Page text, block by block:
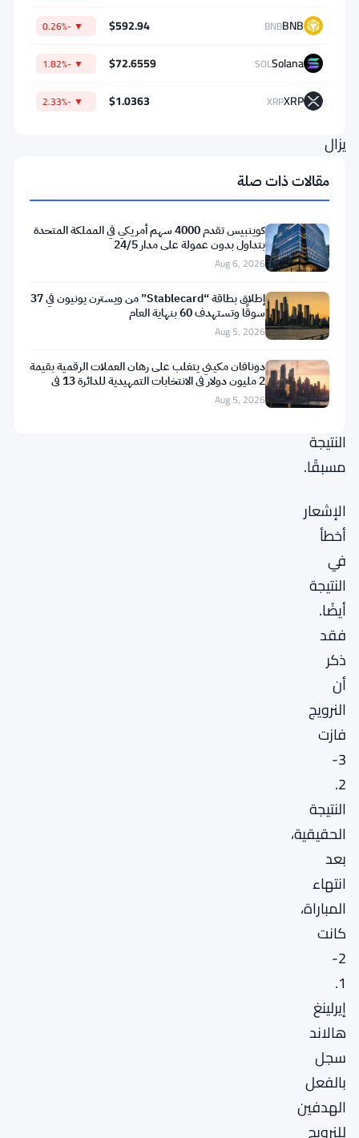
تكن
انتهت
بعد.
يزال
هناك
ساعات
من
اللعب
الفعلي،
وقد
قامت
الذكاء
الاصطناعي
للمنصة
بإعلان
النتيجة
مسبقًا.
الإشعار
أخطأ
في
النتيجة
أيضًا.
فقد
ذكر
أن
النرويج
فازت
3-
2.
النتيجة
الحقيقية،
بعد
انتهاء
المباراة،
كانت
2-
1.
إيرلينغ
هالاند
سجل
بالفعل
الهدفين
للنرويج
BNB
BNB
$592.94
▼ -0.26%
Solana
SOL
$72.6559
▼ -1.82%
XRP
XRP
$1.0363
▼ -2.33%
مقالات ذات صلة
كوينبيس تقدم 4000 سهم أمريكي في المملكة المتحدة
بتداول بدون عمولة على مدار 24/5
Aug 6, 2026
إطلاق بطاقة “Stablecard” من ويسترن يونيون في 37
سوقًا وتستهدف 60 بنهاية العام
Aug 5, 2026
دونافان مكيني يتغلب على رهان العملات الرقمية بقيمة
2 مليون دولار في الانتخابات التمهيدية للدائرة 13 في
ميشيغان
Aug 5, 2026